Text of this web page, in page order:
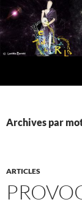
Aller
au
contenu
Archives par
ARTICLES